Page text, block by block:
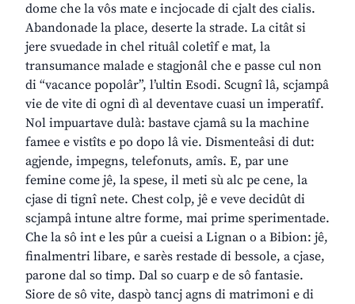
dome che la vôs mate e incjocade di cjalt des cialis.
Abandonade la place, deserte la strade. La citât si
jere svuedade in chel rituâl coletîf e mat, la
transumance malade e stagjonâl che e passe cul non
di “vacance popolâr”, l’ultin Esodi. Scugnî lâ, scjampâ
vie de vite di ogni dì al deventave cuasi un imperatîf.
Nol impuartave dulà: bastave cjamâ su la machine
famee e vistîts e po dopo lâ vie. Dismenteâsi di dut:
agjende, impegns, telefonuts, amîs. E, par une
femine come jê, la spese, il meti sù alc pe cene, la
cjase di tignî nete. Chest colp, jê e veve decidût di
scjampâ intune altre forme, mai prime sperimentade.
Che la sô int e les pûr a cueisi a Lignan o a Bibion: jê,
finalmentri libare, e sarès restade di bessole, a cjase,
parone dal so timp. Dal so cuarp e de sô fantasie.
Siore de sô vite, daspò tancj agns di matrimoni e di